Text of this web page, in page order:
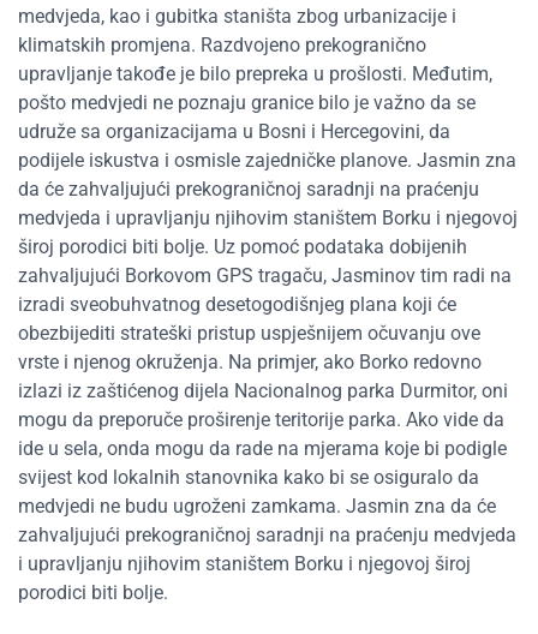
medvjeda, kao i gubitka staništa zbog urbanizacije i
klimatskih promjena. Razdvojeno prekogranično
upravljanje takođe je bilo prepreka u prošlosti. Međutim,
pošto medvjedi ne poznaju granice bilo je važno da se
udruže sa organizacijama u Bosni i Hercegovini, da
podijele iskustva i osmisle zajedničke planove. Jasmin zna
da će zahvaljujući prekograničnoj saradnji na praćenju
medvjeda i upravljanju njihovim staništem Borku i njegovoj
široj porodici biti bolje. Uz pomoć podataka dobijenih
zahvaljujući Borkovom GPS tragaču, Jasminov tim radi na
izradi sveobuhvatnog desetogodišnjeg plana koji će
obezbijediti strateški pristup uspješnijem očuvanju ove
vrste i njenog okruženja. Na primjer, ako Borko redovno
izlazi iz zaštićenog dijela Nacionalnog parka Durmitor, oni
mogu da preporuče proširenje teritorije parka. Ako vide da
ide u sela, onda mogu da rade na mjerama koje bi podigle
svijest kod lokalnih stanovnika kako bi se osiguralo da
medvjedi ne budu ugroženi zamkama. Jasmin zna da će
zahvaljujući prekograničnoj saradnji na praćenju medvjeda
i upravljanju njihovim staništem Borku i njegovoj široj
porodici biti bolje.